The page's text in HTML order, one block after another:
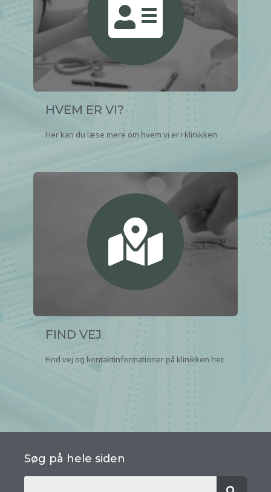
HVEM ER VI?
Her kan du læse mere om hvem vi er i klinikken
FIND VEJ
Find vej og kontaktinformationer på klinikken her.
Søg på hele siden